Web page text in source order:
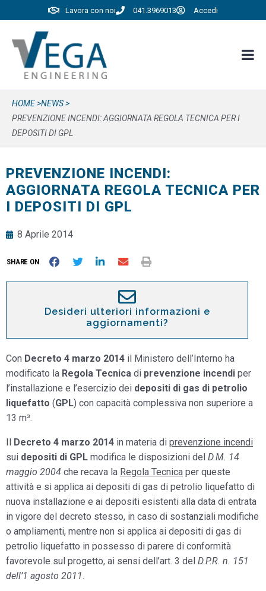
Lavora con noi 041.3969013 Accedi
HOME >NEWS >
PREVENZIONE INCENDI: AGGIORNATA REGOLA TECNICA PER I
DEPOSITI DI GPL
PREVENZIONE INCENDI:
AGGIORNATA REGOLA TECNICA PER
I DEPOSITI DI GPL
8 Aprile 2014
SHARE ON
Desideri ulteriori informazioni e
aggiornamenti?
Con Decreto 4 marzo 2014 il Ministero dell’Interno ha
modificato la Regola Tecnica di prevenzione incendi per
l’installazione e l’esercizio dei depositi di gas di petrolio
liquefatto (GPL) con capacità complessiva non superiore a
13 m³.
Il Decreto 4 marzo 2014 in materia di prevenzione incendi
sui depositi di GPL modifica le disposizioni del D.M. 14
maggio 2004 che recava la Regola Tecnica per queste
attività e si applica ai depositi di gas di petrolio liquefatto di
nuova installazione e ai depositi esistenti alla data di entrata
in vigore del decreto stesso, in caso di sostanziali modifiche
o ampliamenti, mentre non si applica ai depositi di gas di
petrolio liquefatto in possesso di parere di conformità
favorevole sul progetto, ai sensi dell’art. 3 del D.P.R. n. 151
dell’1 agosto 2011.